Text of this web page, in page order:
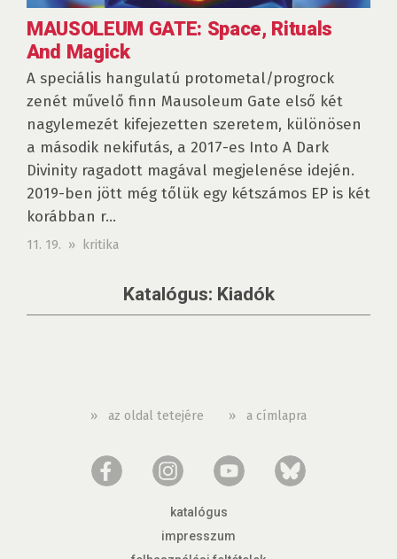
MAUSOLEUM GATE: Space, Rituals
And Magick
A speciális hangulatú protometal/progrock
zenét művelő finn Mausoleum Gate első két
nagylemezét kifejezetten szeretem, különösen
a második nekifutás, a 2017-es Into A Dark
Divinity ragadott magával megjelenése idején.
2019-ben jött még tőlük egy kétszámos EP is két
korábban r...
11. 19. » kritika
Katalógus: Kiadók
» az oldal tetejére » a címlapra
katalógus
impresszum